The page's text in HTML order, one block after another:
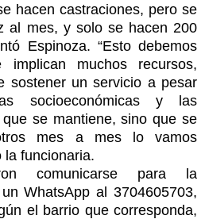
hacen castraciones, pero se
al mes, y solo se hacen 200
Espinoza. “Esto debemos
implican muchos recursos,
sostener un servicio a pesar
socioeconómicas y las
se mantiene, sino que se
mes a mes lo vamos
la funcionaria.
comunicarse para la
WhatsApp al 3704605703,
el barrio que corresponda,